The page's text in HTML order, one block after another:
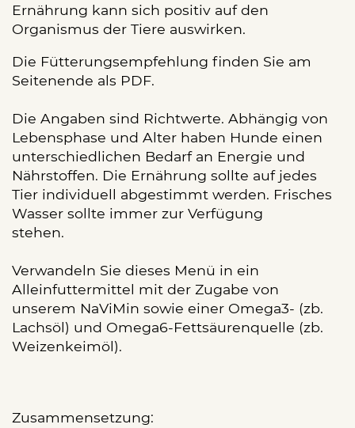
Ernährung kann sich positiv auf den
Organismus der Tiere auswirken.
Die Fütterungsempfehlung finden Sie am
Seitenende als PDF.
Die Angaben sind Richtwerte. Abhängig von
Lebensphase und Alter haben Hunde einen
unterschiedlichen Bedarf an Energie und
Nährstoffen. Die Ernährung sollte auf jedes
Tier individuell abgestimmt werden. Frisches
Wasser sollte immer zur Verfügung
stehen.
Verwandeln Sie dieses Menü in ein
Alleinfuttermittel mit der Zugabe von
unserem NaViMin sowie einer Omega3- (zb.
Lachsöl) und Omega6-Fettsäurenquelle (zb.
Weizenkeimöl).
Zusammensetzung: